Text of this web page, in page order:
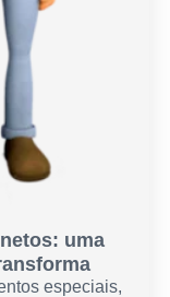
uma
especiais,